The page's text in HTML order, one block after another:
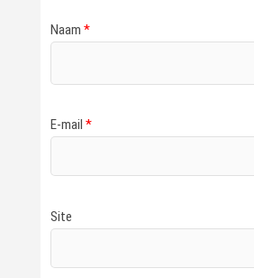
Naam *
E-mail *
Site